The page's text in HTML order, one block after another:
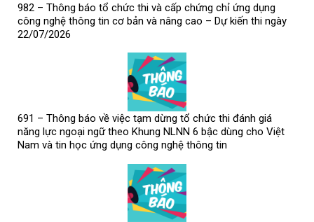
982 – Thông báo tổ chức thi và cấp chứng chỉ ứng dụng
công nghệ thông tin cơ bản và nâng cao – Dự kiến thi ngày
22/07/2026
691 – Thông báo về việc tạm dừng tổ chức thi đánh giá
năng lực ngoại ngữ theo Khung NLNN 6 bậc dùng cho Việt
Nam và tin học ứng dụng công nghệ thông tin